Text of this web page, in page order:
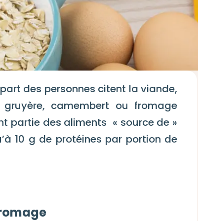
des personnes citent la viande,
camembert ou fromage
partie des aliments « source de »
10 g de protéines par portion de